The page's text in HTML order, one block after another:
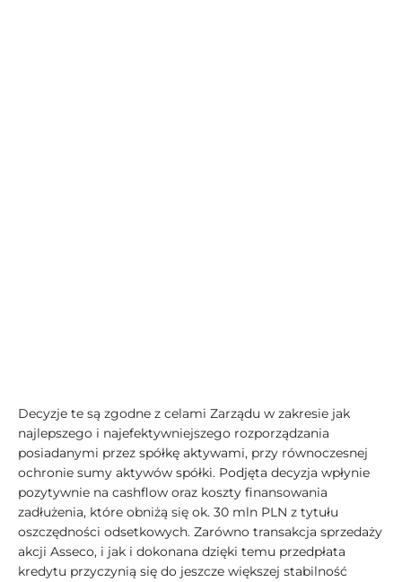
Decyzje te są zgodne z celami Zarządu w zakresie jak
najlepszego i najefektywniejszego rozporządzania
posiadanymi przez spółkę aktywami, przy równoczesnej
ochronie sumy aktywów spółki. Podjęta decyzja wpłynie
pozytywnie na cashflow oraz koszty finansowania
zadłużenia, które obniżą się ok. 30 mln PLN z tytułu
oszczędności odsetkowych. Zarówno transakcja sprzedaży
akcji Asseco, i jak i dokonana dzięki temu przedpłata
kredytu przyczynią się do jeszcze większej stabilność